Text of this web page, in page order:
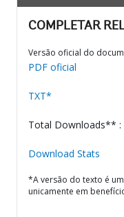
COMPLETAR
Versão oficial do
PDF oficial
TXT*
Total Downloads** :
Download Stats
*A versão do texto é
unicamente em